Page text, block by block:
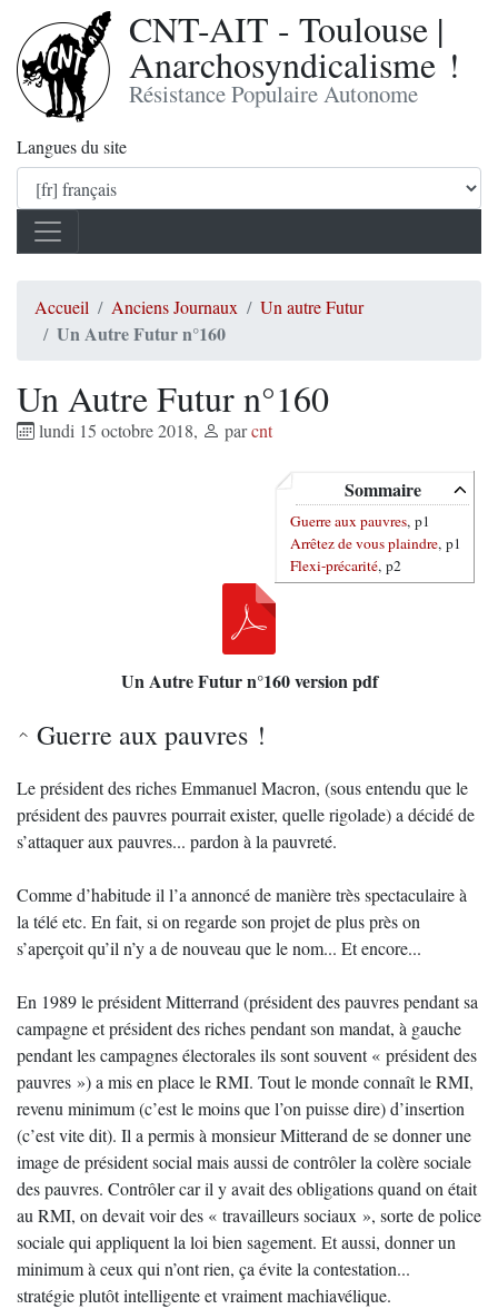
CNT-AIT - Toulouse |
Anarchosyndicalisme !
Résistance Populaire Autonome
Langues du site
Accueil Anciens Journaux Un autre Futur
Un Autre Futur n°160
Un Autre Futur n°160
lundi 15 octobre 2018, parcnt
Sommaire
Guerre aux pauvres, p1
Arrêtez de vous plaindre, p1
Flexi-précarité, p2
Un Autre Futur n°160 version pdf
Guerre aux pauvres !
Le président des riches Emmanuel Macron, (sous entendu que le
président des pauvres pourrait exister, quelle rigolade) a décidé de
s’attaquer aux pauvres... pardon à la pauvreté.
Comme d’habitude il l’a annoncé de manière très spectaculaire à
la télé etc. En fait, si on regarde son projet de plus près on
s’aperçoit qu’il n’y a de nouveau que le nom... Et encore...
En 1989 le président Mitterrand (président des pauvres pendant sa
campagne et président des riches pendant son mandat, à gauche
pendant les campagnes électorales ils sont souvent « président des
pauvres ») a mis en place le RMI. Tout le monde connaît le RMI,
revenu minimum (c’est le moins que l’on puisse dire) d’insertion
(c’est vite dit). Il a permis à monsieur Mitterand de se donner une
image de président social mais aussi de contrôler la colère sociale
des pauvres. Contrôler car il y avait des obligations quand on était
au RMI, on devait voir des « travailleurs sociaux », sorte de police
sociale qui appliquent la loi bien sagement. Et aussi, donner un
minimum à ceux qui n’ont rien, ça évite la contestation...
stratégie plutôt intelligente et vraiment machiavélique.